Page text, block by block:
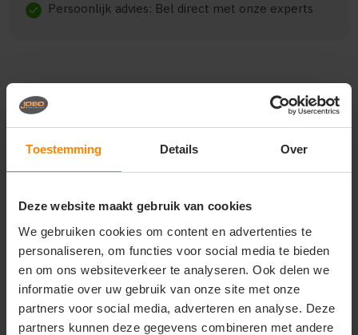
Toestemming Details Over
Deze website maakt gebruik van cookies
We gebruiken cookies om content en advertenties te
personaliseren, om functies voor social media te bieden
en om ons websiteverkeer te analyseren. Ook delen we
informatie over uw gebruik van onze site met onze
partners voor social media, adverteren en analyse. Deze
partners kunnen deze gegevens combineren met andere
check Persoonlijk advies: Bel direct met onze experts
Beschrijving
J. Harvest & Frost yellow
heren 2905022
de yellow bow 50 is een high performance hemd
gemaakt in onze favoriete fijne twill katoen met een
toegevoegde unieke easy care behandeling. zoals
altijd heeft ook dit hemd een gespleten juk op de
rug.